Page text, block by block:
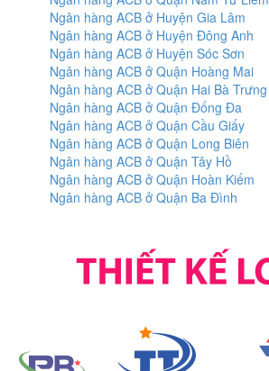
Ngân hàng ACB ở Huyện Gia Lâm
Ngân hàng ACB ở Huyện Đông Anh
Ngân hàng ACB ở Huyện Sóc Sơn
Ngân hàng ACB ở Quận Hoàng Mai
Ngân hàng ACB ở Quận Hai Bà Trưng
Ngân hàng ACB ở Quận Đống Đa
Ngân hàng ACB ở Quận Cầu Giấy
Ngân hàng ACB ở Quận Long Biên
Ngân hàng ACB ở Quận Tây Hồ
Ngân hàng ACB ở Quận Hoàn Kiếm
Ngân hàng ACB ở Quận Ba Đình